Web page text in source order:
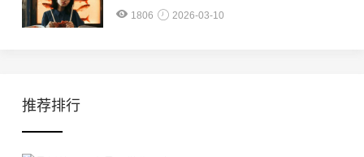
1806 2026-03-10
推荐排行